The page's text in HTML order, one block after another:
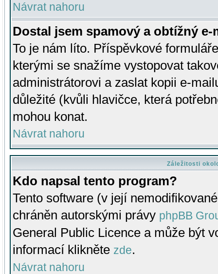
Návrat nahoru
Dostal jsem spamový a obtížný
To je nám líto. Příspěvkové
kterými se snažíme vystopovat
administrátorovi a zaslat kopii e-
důležité (kvůli hlavičce, která
mohou konat.
Návrat nahoru
Záležitosti
Kdo napsal tento program?
Tento software (v její
chráněn autorskými právy phpBB
General Public Licence a může být
informací klikněte zde.
Návrat nahoru